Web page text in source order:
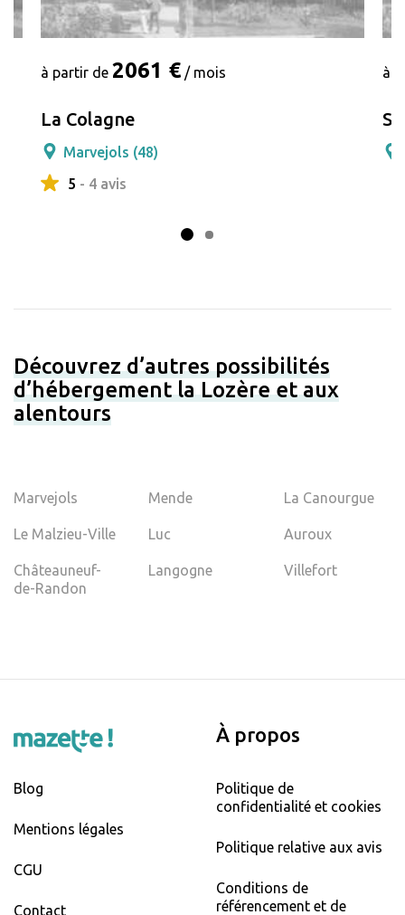
à partir de 2061 € / mois
La Colagne
Marvejols (48)
5 - 4 avis
à
Découvrez d’autres possibilités
d’hébergement la Lozère et aux
alentours
Marvejols Mende La Canourgue
Le Malzieu-Ville Luc Auroux
Châteauneuf-
de-Randon
Langogne Villefort
Blog
Mentions légales
CGU
Contact
À propos
Politique de
confidentialité et cookies
Politique relative aux avis
Conditions de
référencement et de